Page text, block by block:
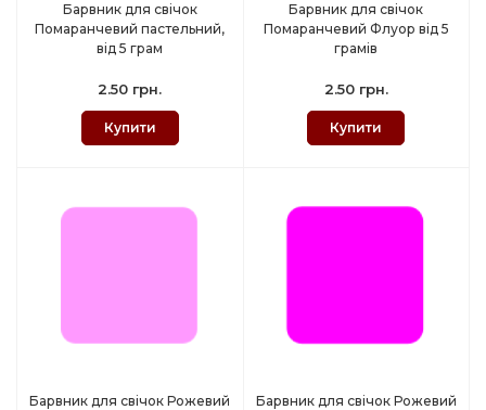
Барвник для свічок
Помаранчевий пастельний,
від 5 грам
2.50 грн.
Купити
Барвник для свічок
Помаранчевий Флуор від 5
грамів
2.50 грн.
Купити
Барвник для свічок Рожевий
Барвник для свічок Рожевий